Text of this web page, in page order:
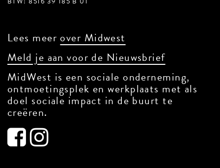
Lees meer over Midwest
Meld je aan voor de Nieuwsbrief
MidWest is een sociale onderneming,
ontmoetingsplek en werkplaats met als
doel sociale impact in de buurt te
creëren.